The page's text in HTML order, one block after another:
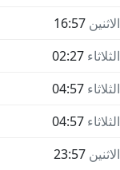
الاثنين 16:57
الثلاثاء 02:27
الثلاثاء 04:57
الثلاثاء 04:57
الاثنين 23:57